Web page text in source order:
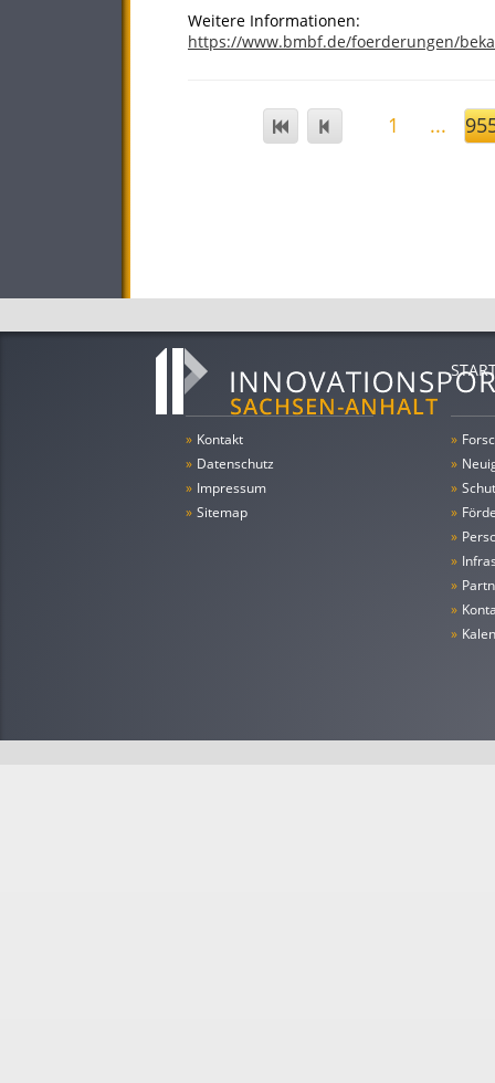
Weitere Informationen:
https://www.bmbf.de/foerderungen/
1 ...
» Kontakt
» Datenschutz
» Impressum
» Sitemap
»
»
»
»
»
»
»
»
»